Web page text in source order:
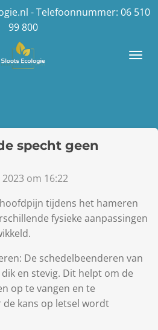
- Telefoonnummer: 06 510
99 800
specht geen
om 16:22
tijdens het hameren
fysieke aanpassingen
De schedelbeenderen van
en stevig. Dit helpt om de
op te vangen en te
kans op letsel wordt